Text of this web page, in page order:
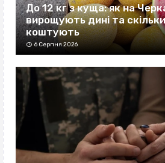
До 12 кг з куща: як на
вирощують дині та
коштують
6 Серпня 2026